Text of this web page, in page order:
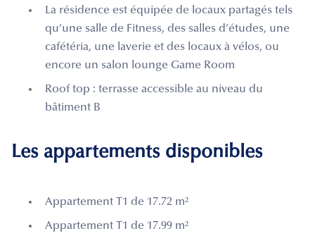
La résidence est équipée de locaux partagés tels
qu’une salle de Fitness, des salles d’études, une
cafétéria, une laverie et des locaux à vélos, ou
encore un salon lounge Game Room
Roof top : terrasse accessible au niveau du
bâtiment B
Les appartements disponibles
Appartement T1 de 17.72 m²
Appartement T1 de 17.99 m²